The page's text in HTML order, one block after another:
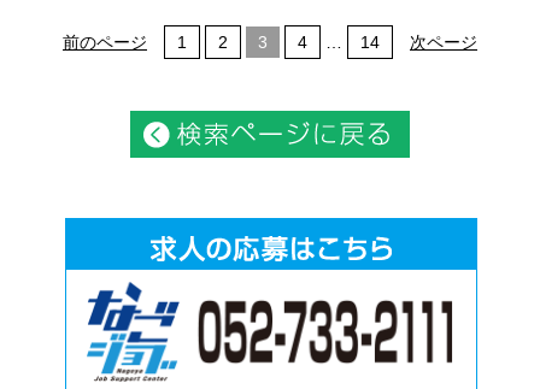
前のページ 1 2 3 4 14 次ページ